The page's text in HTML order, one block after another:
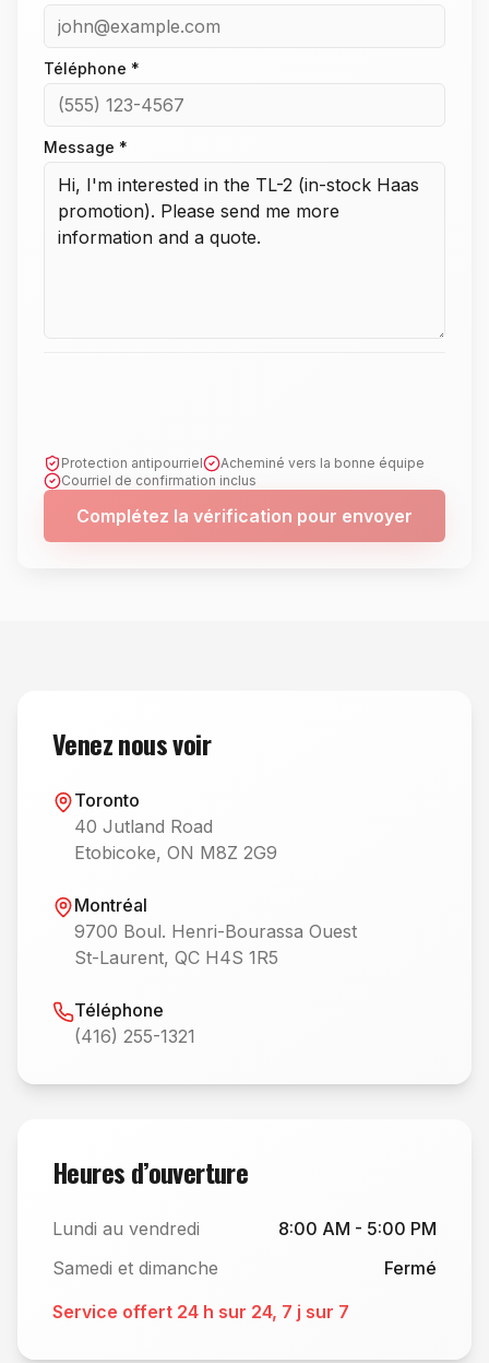
Téléphone *
Message *
Protection antipourriel
Acheminé vers la bonne équipe
Courriel de confirmation inclus
Complétez la vérification pour envoyer
Venez nous voir
Toronto
40 Jutland Road
Etobicoke, ON M8Z 2G9
Montréal
9700 Boul. Henri-Bourassa Ouest
St-Laurent, QC H4S 1R5
Téléphone
(416) 255-1321
Heures d’ouverture
Lundi au vendredi
8:00 AM - 5:00 PM
Samedi et dimanche
Fermé
Service offert 24 h sur 24, 7 j sur 7